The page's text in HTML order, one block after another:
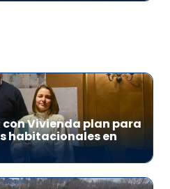
Vivienda plan para
habitacionales en